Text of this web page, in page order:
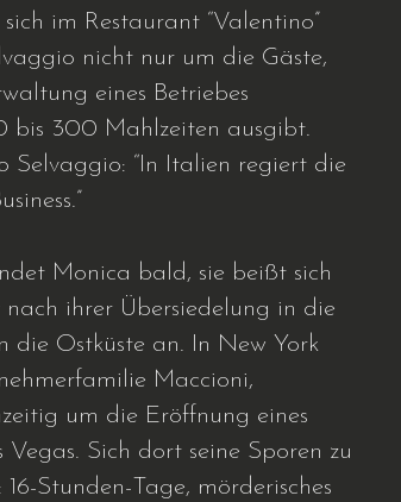
im Restaurant “Valentino”
nicht nur um die Gäste,
eines Betriebes
bis 300 Mahlzeiten ausgibt.
Selvaggio: “In Italien regiert die
Monica bald, sie beißt sich
ihrer Übersiedelung in die
die Ostküste an. In New York
Maccioni,
um die Eröffnung eines
Sich dort seine Sporen zu
Stunden-Tage, mörderisches